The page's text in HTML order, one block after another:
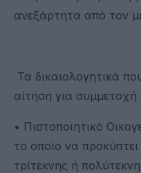
ανεξάρτητα από τον
Τα δικαιολογητικά
αίτηση για
• Πιστοποιητικό
το οποίο να
τρίτεκνης ή